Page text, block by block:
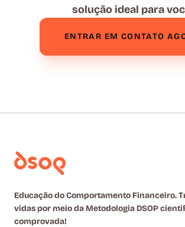
solução ideal para
ENTRAR EM CONTATO
Educação do Comportamento Financeiro.
vidas por meio da Metodologia DSOP
comprovada!